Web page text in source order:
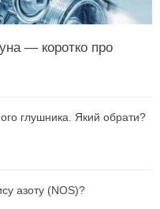
— коротко про
глушника. Який обрати?
азоту (NOS)?